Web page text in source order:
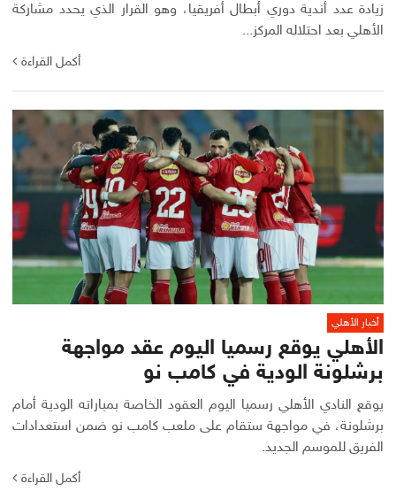
زيادة عدد أندية دوري أبطال أفريقيا، وهو القرار الذي يحدد مشاركة
الأهلي بعد احتلاله المركز...
أكمل القراءة
أخبار الأهلي
الأهلي يوقع رسميا اليوم عقد مواجهة
برشلونة الودية في كامب نو
يوقع النادي الأهلي رسميا اليوم العقود الخاصة بمباراته الودية أمام
برشلونة، في مواجهة ستقام على ملعب كامب نو ضمن استعدادات
الفريق للموسم الجديد.
أكمل القراءة